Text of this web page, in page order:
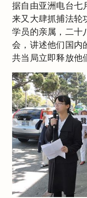
据自由亚洲电台七
来又大肆抓捕法轮
学员的亲属，二十
会，讲述他们国内
共当局立即释放他